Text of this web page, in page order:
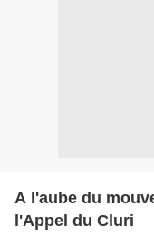
A l'aube du
l'Appel du Cluri